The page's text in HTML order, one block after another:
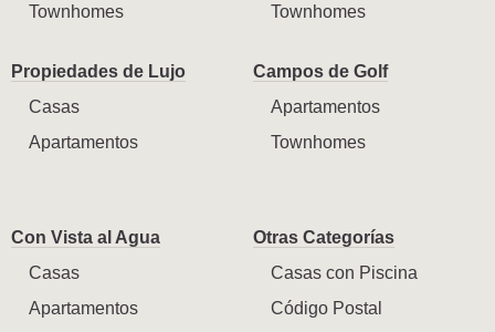
Townhomes
Townhomes
Propiedades de Lujo
Casas
Apartamentos
Campos de Golf
Apartamentos
Townhomes
Con Vista al Agua
Casas
Apartamentos
Otras Categorías
Casas con Piscina
Código Postal